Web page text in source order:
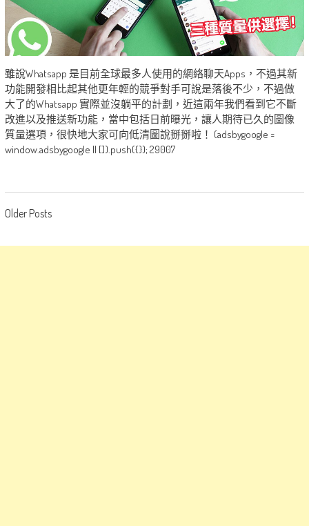
雖說Whatsapp 是目前全球最多人使用的網絡聊天Apps，不過其新
功能開發相比起其他更年輕的競爭對手可說是落後不少，不過做
大了的Whatsapp 實際並沒躺平的計劃，近這兩年我們看到它不斷
改進以及推送新功能，當中包括日前曝光，讓人期待已久的圖像
質量選項，很快地大家可向低清圖說掰掰啦！ (adsbygoogle =
window.adsbygoogle || []).push({}); 29007
Posts
navigation
Older Posts